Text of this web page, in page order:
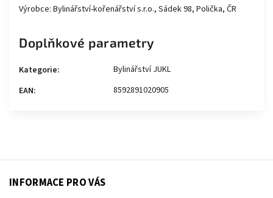
Výrobce: Bylinářství-kořenářství s.r.o., Sádek 98, Polička, ČR
Doplňkové parametry
Kategorie:
Bylinářství JUKL
EAN: 8592891020905
INFORMACE PRO VÁS